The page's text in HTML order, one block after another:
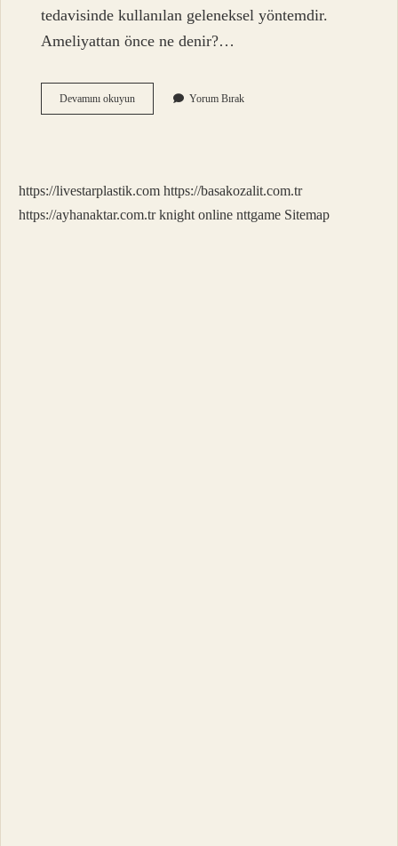
tedavisinde kullanılan geleneksel yöntemdir.
Ameliyattan önce ne denir?…
Devamını okuyunUyanık
Ameliyata
Yorum Bırak
https://livestarplastik.com https://basakozalit.com.tr
https://ayhanaktar.com.tr knight online nttgame Sitemap